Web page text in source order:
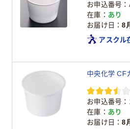
お申込番号
在庫
あり
お届け日
8
アスクル
中央化学 CF
お申込番号
在庫
あり
お届け日
8